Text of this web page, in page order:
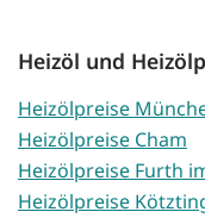
Heizöl und
Heizölpreise
Heizölpreise Cham
Heizölpreise Furth
Heizölpreise